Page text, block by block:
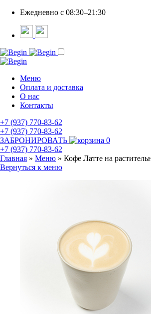
Ежедневно c 08:30–21:30
Меню
Оплата и доставка
О нас
Контакты
+7 (937) 770-83-62
+7 (937) 770-83-62
ЗАБРОНИРОВАТЬ
0
+7 (937) 770-83-62
Главная » Меню » Кофе Латте на
Вернуться к меню